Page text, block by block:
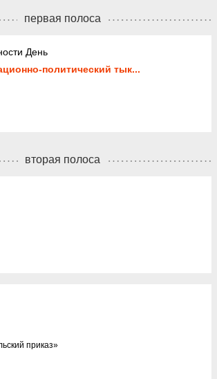
первая полоса
День
политический тык...
вторая полоса
приказ»